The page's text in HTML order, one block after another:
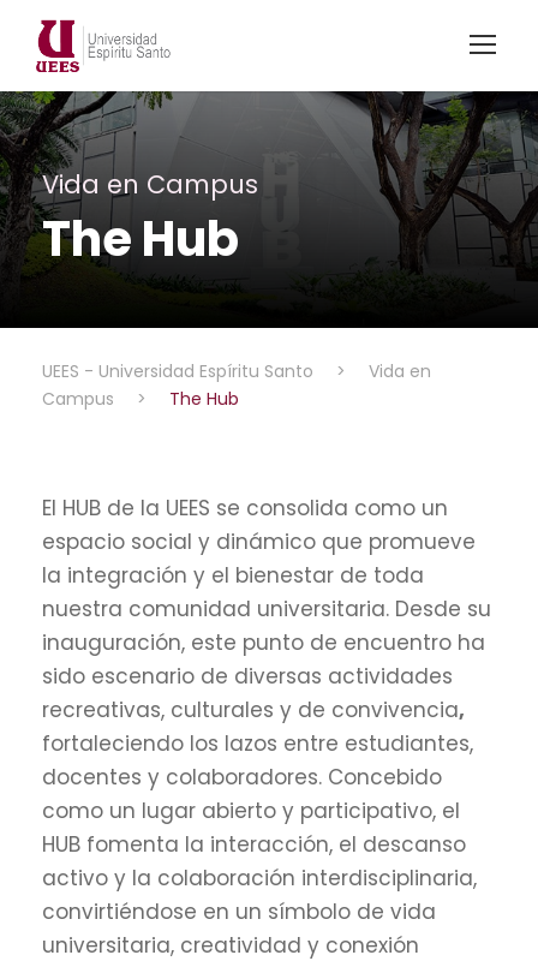
Vida en Campus
The Hub
UEES - Universidad Espíritu Santo >
Vida en
Campus
> The Hub
El HUB de la UEES se consolida como un
espacio social y dinámico que promueve
la integración y el bienestar de toda
nuestra comunidad universitaria. Desde su
inauguración, este punto de encuentro ha
sido escenario de diversas actividades
recreativas, culturales y de convivencia,
fortaleciendo los lazos entre estudiantes,
docentes y colaboradores. Concebido
como un lugar abierto y participativo, el
HUB fomenta la interacción, el descanso
activo y la colaboración interdisciplinaria,
convirtiéndose en un símbolo de vida
universitaria, creatividad y conexión